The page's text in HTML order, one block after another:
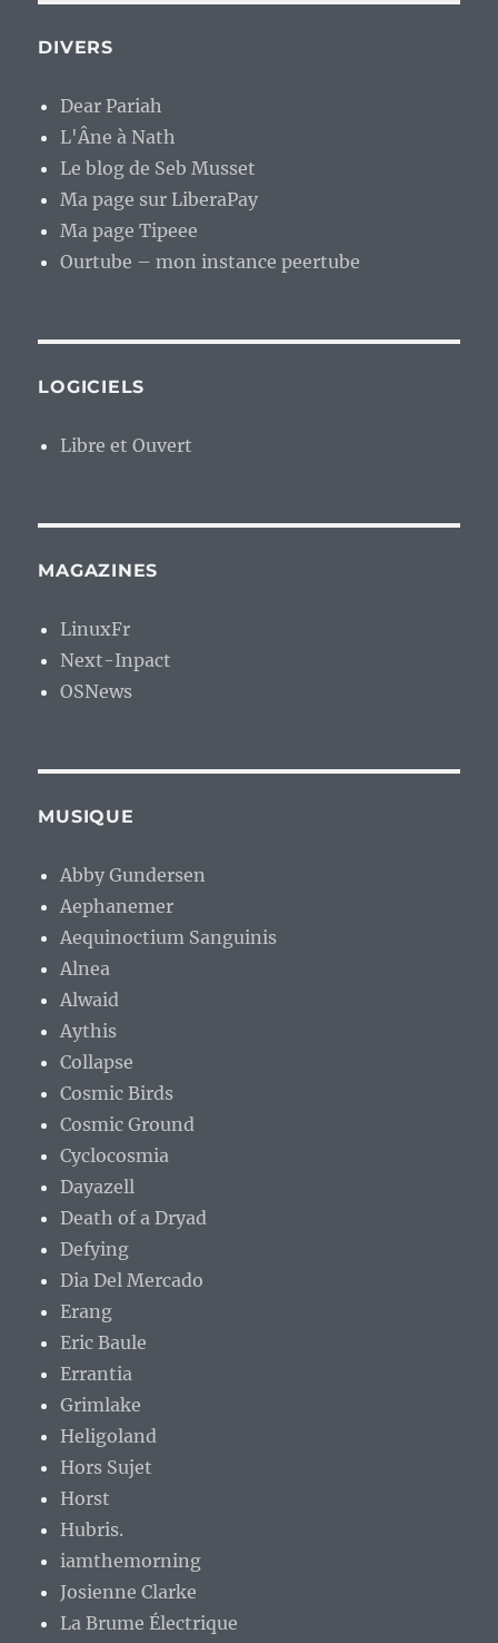
DIVERS
Dear Pariah
L'Âne à Nath
Le blog de Seb Musset
Ma page sur LiberaPay
Ma page Tipeee
Ourtube – mon instance peertube
LOGICIELS
Libre et Ouvert
MAGAZINES
LinuxFr
Next-Inpact
OSNews
MUSIQUE
Abby Gundersen
Aephanemer
Aequinoctium Sanguinis
Alnea
Alwaid
Aythis
Collapse
Cosmic Birds
Cosmic Ground
Cyclocosmia
Dayazell
Death of a Dryad
Defying
Dia Del Mercado
Erang
Eric Baule
Errantia
Grimlake
Heligoland
Hors Sujet
Horst
Hubris.
iamthemorning
Josienne Clarke
La Brume Électrique